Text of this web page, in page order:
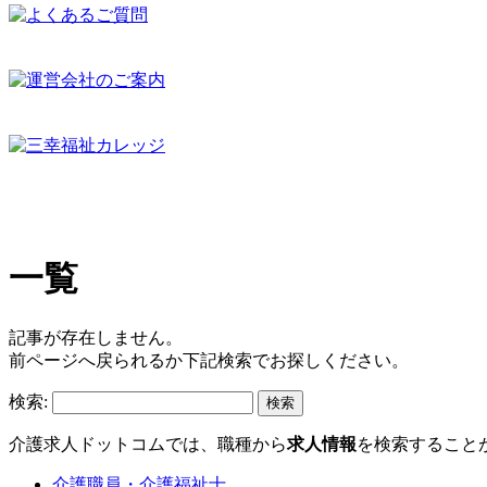
一覧
記事が存在しません。
前ページへ戻られるか下記検索でお探しください。
検索:
介護求人ドットコムでは、職種から求人情報を検索すること